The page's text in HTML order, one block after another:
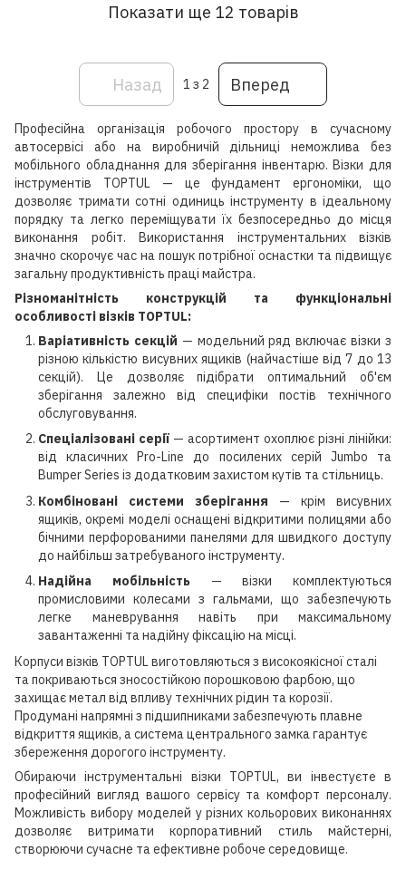
Показати ще 12 товарів
Назад 1 з 2 Вперед
Професійна організація робочого простору в сучасному
автосервісі або на виробничій дільниці неможлива без
мобільного обладнання для зберігання інвентарю. Візки для
інструментів TOPTUL — це фундамент ергономіки, що
дозволяє тримати сотні одиниць інструменту в ідеальному
порядку та легко переміщувати їх безпосередньо до місця
виконання робіт. Використання інструментальних візків
значно скорочує час на пошук потрібної оснастки та підвищує
загальну продуктивність праці майстра.
Різноманітність конструкцій та функціональні
особливості візків TOPTUL:
Варіативність секцій — модельний ряд включає візки з
різною кількістю висувних ящиків (найчастіше від 7 до 13
секцій). Це дозволяє підібрати оптимальний об'єм
зберігання залежно від специфіки постів технічного
обслуговування.
Спеціалізовані серії — асортимент охоплює різні лінійки:
від класичних Pro-Line до посилених серій Jumbo та
Bumper Series із додатковим захистом кутів та стільниць.
Комбіновані системи зберігання — крім висувних
ящиків, окремі моделі оснащені відкритими полицями або
бічними перфорованими панелями для швидкого доступу
до найбільш затребуваного інструменту.
Надійна мобільність— візки комплектуються
промисловими колесами з гальмами, що забезпечують
легке маневрування навіть при максимальному
завантаженні та надійну фіксацію на місці.
Корпуси візків TOPTUL виготовляються з високоякісної сталі
та покриваються зносостійкою порошковою фарбою, що
захищає метал від впливу технічних рідин та корозії.
Продумані напрямні з підшипниками забезпечують плавне
відкриття ящиків, а система центрального замка гарантує
збереження дорогого інструменту.
Обираючи інструментальні візки TOPTUL, ви інвестуєте в
професійний вигляд вашого сервісу та комфорт персоналу.
Можливість вибору моделей у різних кольорових виконаннях
дозволяє витримати корпоративний стиль майстерні,
створюючи сучасне та ефективне робоче середовище.